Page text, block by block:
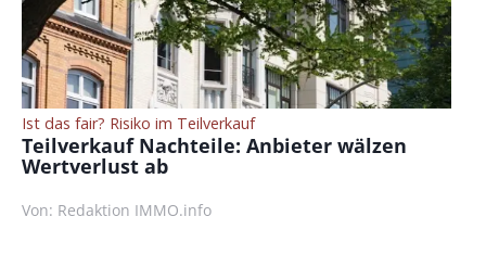
Ist das fair? Risiko im Teilverkauf
Teilverkauf Nachteile: Anbieter wälzen
Wertverlust ab
Von: Redaktion IMMO.info